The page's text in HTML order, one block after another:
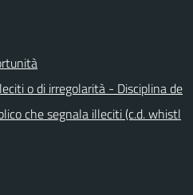
o di irregolarità - Disciplina de
che segnala illeciti (c.d. whistl